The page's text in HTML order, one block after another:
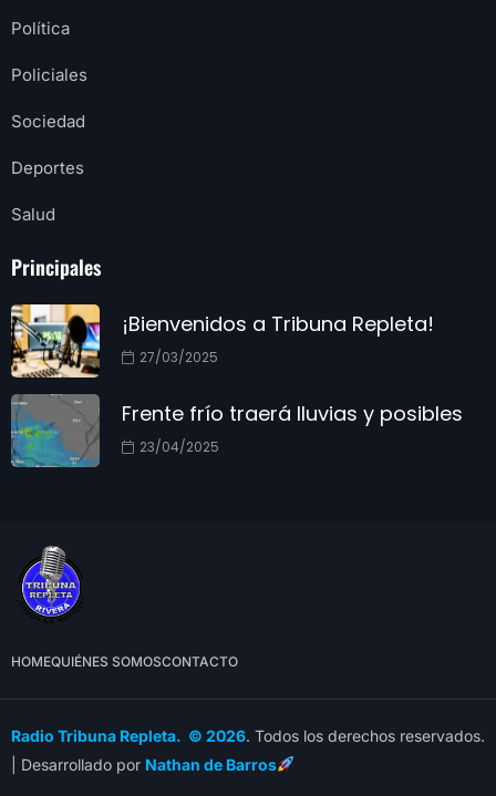
Política
Policiales
Sociedad
Deportes
Salud
Principales
¡Bienvenidos a Tribuna Repleta!
27/03/2025
Frente frío traerá lluvias y posibles
23/04/2025
HOMEQUIÉNES SOMOSCONTACTO
Radio Tribuna Repleta. © 2026. Todos los derechos reservados.
| Desarrollado por Nathan de Barros